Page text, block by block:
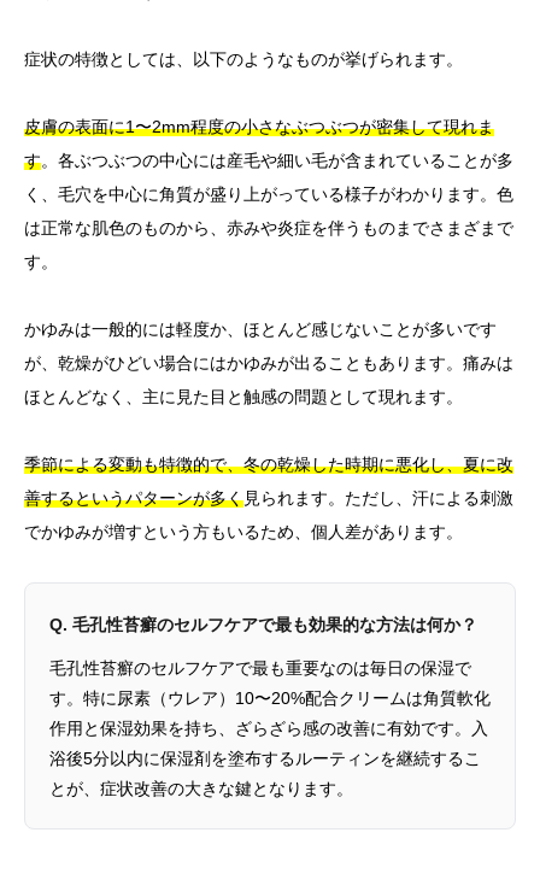
症状の特徴としては、以下のようなものが挙げられます。
皮膚の表面に1〜2mm程度の小さなぶつぶつが密集して現れま
す。各ぶつぶつの中心には産毛や細い毛が含まれていることが多
く、毛穴を中心に角質が盛り上がっている様子がわかります。色
は正常な肌色のものから、赤みや炎症を伴うものまでさまざまで
す。
かゆみは一般的には軽度か、ほとんど感じないことが多いです
が、乾燥がひどい場合にはかゆみが出ることもあります。痛みは
ほとんどなく、主に見た目と触感の問題として現れます。
季節による変動も特徴的で、冬の乾燥した時期に悪化し、夏に改
善するというパターンが多く見られます。ただし、汗による刺激
でかゆみが増すという方もいるため、個人差があります。
Q. 毛孔性苔癬のセルフケアで最も効果的な方法は何か？
毛孔性苔癬のセルフケアで最も重要なのは毎日の保湿で
す。特に尿素（ウレア）10〜20%配合クリームは角質軟化
作用と保湿効果を持ち、ざらざら感の改善に有効です。入
浴後5分以内に保湿剤を塗布するルーティンを継続するこ
とが、症状改善の大きな鍵となります。